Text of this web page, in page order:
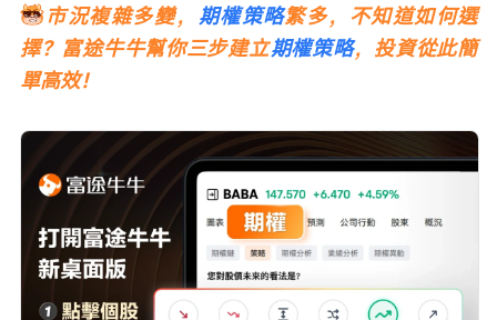
市況複雜多變， 期權策略繁多，不知道如何選
擇？富途牛牛幫你三步建立期權策略，投資從此簡
單高效！